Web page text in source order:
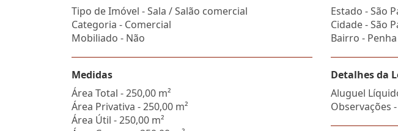
Tipo de Imóvel - Sala / Salão comercial
Categoria - Comercial
Mobiliado - Não
Medidas
Área Total - 250,00 m²
Área Privativa - 250,00 m²
Área Útil - 250,00 m²
Estado -São
Cidade -São
Bairro - Penha
Detalhes da
Aluguel
Observações